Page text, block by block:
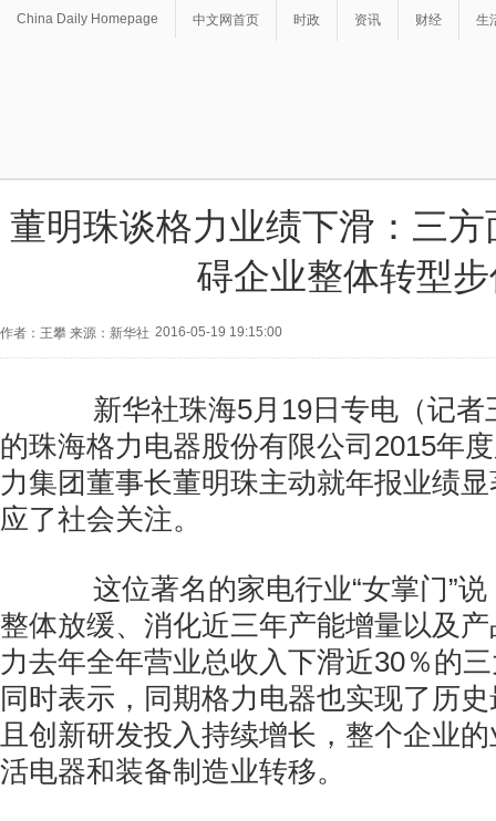
China Daily Homepage 中文网首页 时政 资讯 财经 生
董明珠谈格力业绩下滑：三
碍企业整体转型
作者：王攀 来源：新华社 2016-05-19 19:15:00
新华社珠海5月19日专电（记者
的珠海格力电器股份有限公司2015年
力集团董事长董明珠主动就年报业绩
应了社会关注。
这位著名的家电行业“女掌门”说
整体放缓、消化近三年产能增量以及
力去年全年营业总收入下滑近30％的
同时表示，同期格力电器也实现了历
且创新研发投入持续增长，整个企业
活电器和装备制造业转移。